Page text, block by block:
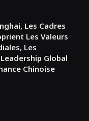
Les Cadres
Les Valeurs
Les
Global
Chinoise